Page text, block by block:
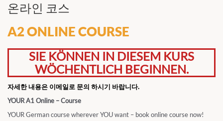
온라인 코스
A2 ONLINE COURSE
SIE KÖNNEN IN DIESEM KURS
WÖCHENTLICH BEGINNEN.
자세한 내용은 이메일로 문의 하시기 바랍니다.
YOUR A1 Online – Course
YOUR German course wherever YOU want – book online course now!